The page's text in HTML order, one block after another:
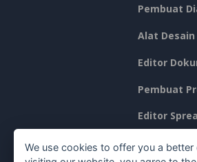
Pembuat
Alat Desain
Editor
Pembuat
Editor
Harga
We use cookies to offer you a better